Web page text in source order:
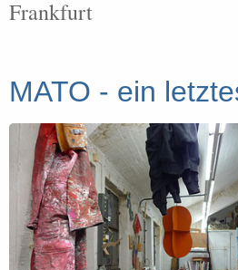
Frankfurt
MATO - ein